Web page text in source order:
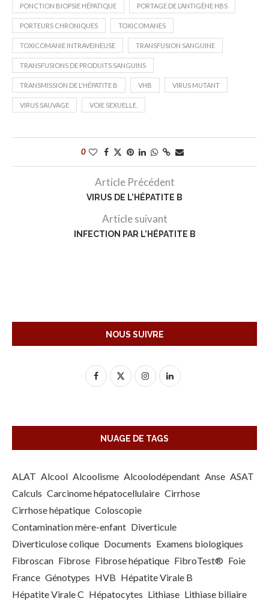
PONCTION BIOPSIE HÉPATIQUE PORTAGE DE L’ANTIGÈNE HBS
PORTEURS CHRONIQUES TOXICOMANES
TOXICOMANIE INTRAVEINEUSE TRANSFUSION SANGUINE
TRANSFUSIONS DE PRODUITS SANGUINS
TRANSMISSION DE L'HÉPATITE B VHB VIRUS MUTANT
VIRUS SAUVAGE VOIE SEXUELLE.
0
Article Précédent
VIRUS DE L’HÉPATITE B
Article suivant
INFECTION PAR L’HÉPATITE B
NOUS SUIVRE
NUAGE DE TAGS
ALAT Alcool Alcoolisme Alcoolodépendant Anse ASAT
Calculs Carcinome hépatocellulaire Cirrhose
Cirrhose hépatique Coloscopie
Contamination mère-enfant Diverticule
Diverticulose colique Documents Examens biologiques
Fibroscan Fibrose Fibrose hépatique FibroTest® Foie
France Génotypes HVB Hépatite Virale B
Hépatite Virale C Hépatocytes Lithiase Lithiase biliaire